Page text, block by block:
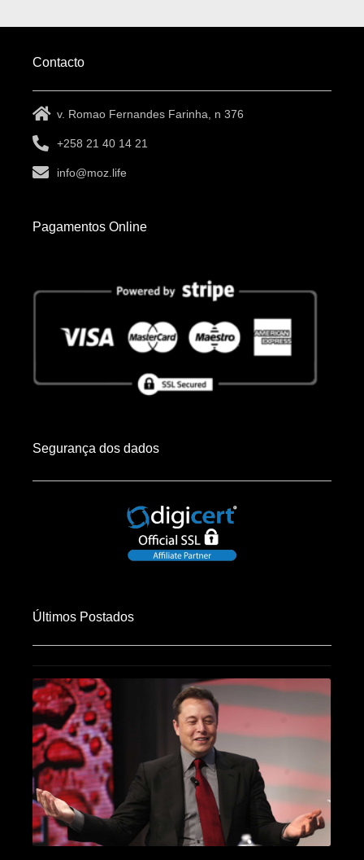
Contacto
v. Romao Fernandes Farinha, n 376
+258 21 40 14 21
info@moz.life
Pagamentos Online
Segurança dos dados
Últimos Postados